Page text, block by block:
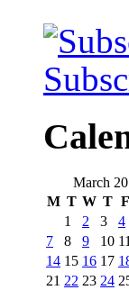
March
M T W T F
1
2 3 4
7
8 9 10 11
14 15 16 17
21 22 23 24